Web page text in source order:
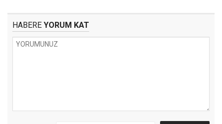
HABERE YORUM KAT